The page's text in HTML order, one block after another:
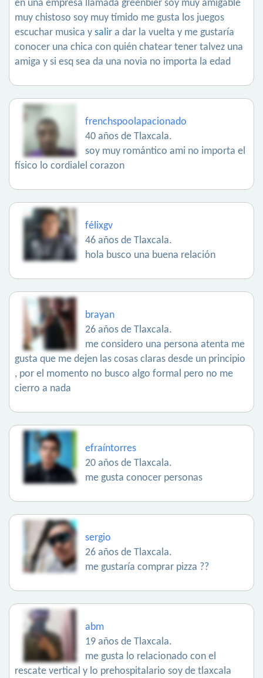
en una empresa llamada greenbier soy muy amigable
muy chistoso soy muy tímido me gusta los juegos
escuchar musica y salir a dar la vuelta y me gustaría
conocer una chica con quién chatear tener talvez una
amiga y si esq sea da una novia no importa la edad
frenchspoolapacionado
40 años de Tlaxcala.
soy muy romántico ami no importa el
físico lo cordialel corazon
félixgv
46 años de Tlaxcala.
hola busco una buena relación
brayan
26 años de Tlaxcala.
me considero una persona atenta me
gusta que me dejen las cosas claras desde un principio
, por el momento no busco algo formal pero no me
cierro a nada
efraíntorres
20 años de Tlaxcala.
me gusta conocer personas
sergio
26 años de Tlaxcala.
me gustaría comprar pizza ??
abm
19 años de Tlaxcala.
me gusta lo relacionado con el
rescate vertical y lo prehospitalario soy de tlaxcala